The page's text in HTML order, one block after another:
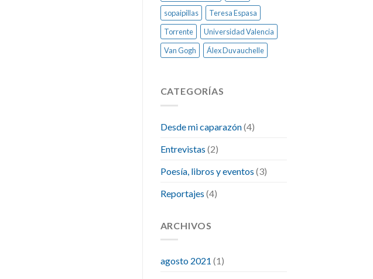
sopaipillas
Teresa Espasa
Torrente
Universidad Valencia
Van Gogh
Álex Duvauchelle
CATEGORÍAS
Desde mi caparazón(4)
Entrevistas (2)
Poesía, libros y eventos (3)
Reportajes (4)
ARCHIVOS
agosto 2021 (1)